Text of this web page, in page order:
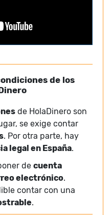
de los
de HolaDinero son
se exige contar
. Por otra parte, hay
legal en España.
de cuenta
electrónico.
contar con una
.